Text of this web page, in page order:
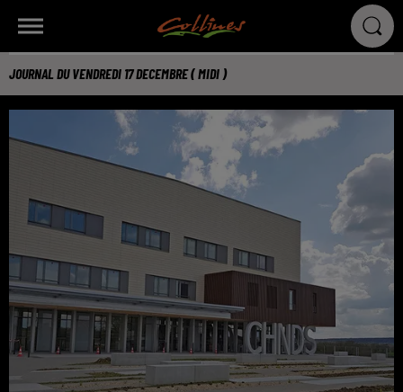
JOURNAL DU VENDREDI 17 DECEMBRE ( MIDI )